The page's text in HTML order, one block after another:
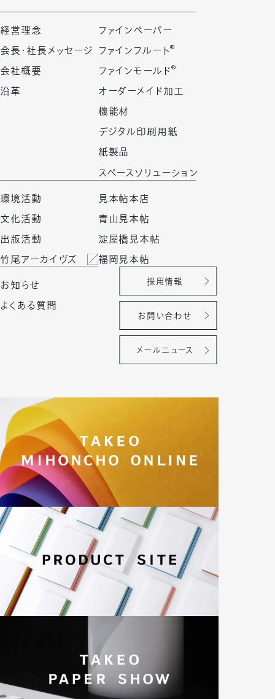
経営理念
会長・社長メッセージ
会社概要
沿革
ファインペーパー
ファインフルート®
ファインモールド®
オーダーメイド加工
機能材
デジタル印刷用紙
紙製品
スペースソリューション
環境活動
文化活動
出版活動
竹尾アーカイヴズ
見本帖本店
青山見本帖
淀屋橋見本帖
福岡見本帖
お知らせ
よくある質問
採用情報
お問い合わせ
メールニュース